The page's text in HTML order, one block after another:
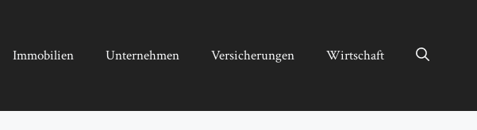
Immobilien Unternehmen Versicherungen Wirtschaft